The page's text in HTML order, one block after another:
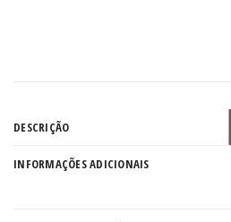
DESCRIÇÃO
INFORMAÇÕES ADICIONAIS